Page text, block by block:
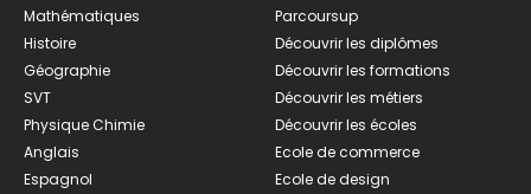
Mathématiques
Histoire
Géographie
SVT
Physique Chimie
Anglais
Espagnol
Parcoursup
Découvrir les diplômes
Découvrir les formations
Découvrir les métiers
Découvrir les écoles
Ecole de commerce
Ecole de design